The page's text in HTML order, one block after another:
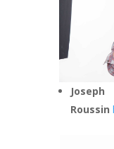
Joseph
Roussin